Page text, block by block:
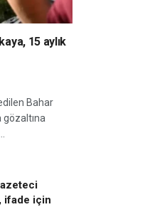
15 aylık
Bahar
gözaltına
ifade için